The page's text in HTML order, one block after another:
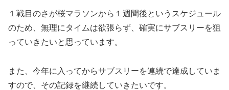
１戦目のさが桜マラソンから１週間後というスケジュール
のため、無理にタイムは欲張らず、確実にサブスリーを狙
っていきたいと思っています。
また、今年に入ってからサブスリーを連続で達成していま
すので、その記録を継続していきたいです。